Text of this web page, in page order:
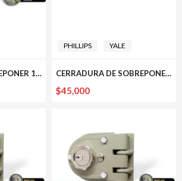
CERROJO DE SOBREPONER 1030 DERECHA E IZQUIERDA YALE
PHILLIPS YALE
CERRADURA DE SOBREPONER 650 PHILLIPS
$45,000